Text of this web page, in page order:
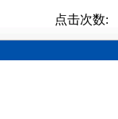
点击次数: